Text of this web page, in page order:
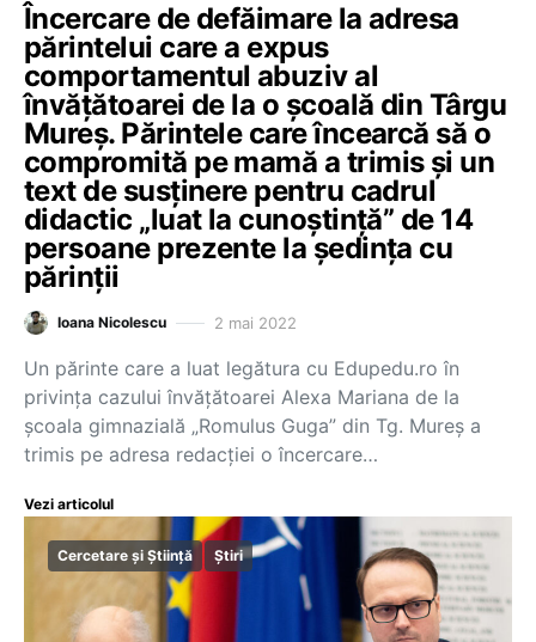
Încercare de defăimare la adresa
părintelui care a expus
comportamentul abuziv al
învățătoarei de la o școală din Târgu
Mureș. Părintele care încearcă să o
compromită pe mamă a trimis și un
text de susținere pentru cadrul
didactic „luat la cunoștință” de 14
persoane prezente la ședința cu
părinții
Ioana Nicolescu 2 mai 2022
Un părinte care a luat legătura cu Edupedu.ro în
privința cazului învățătoarei Alexa Mariana de la
școala gimnazială „Romulus Guga” din Tg. Mureș a
trimis pe adresa redacției o încercare…
Vezi articolul
Cercetare și Știință Știri